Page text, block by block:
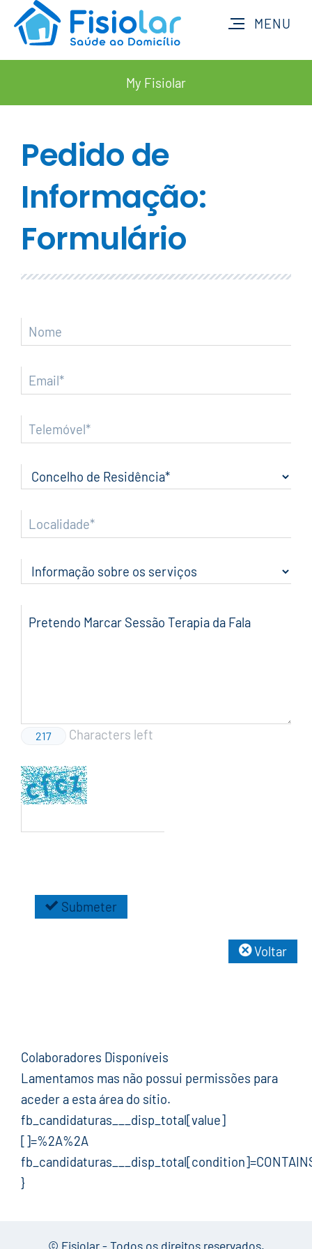
My Fisiolar
Pedido de
Informação:
Formulário
217 Characters left
Submeter
Voltar
Colaboradores Disponíveis
Lamentamos mas não possui permissões para
aceder a esta área do sítio.
fb_candidaturas___disp_total[value]
[]=%2A%2A
}
© Fisiolar - Todos os direitos reservados.